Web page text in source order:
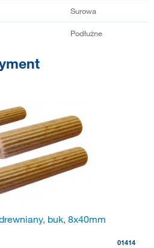
Surowa
Podłużne
buk, 8x40mm
01414